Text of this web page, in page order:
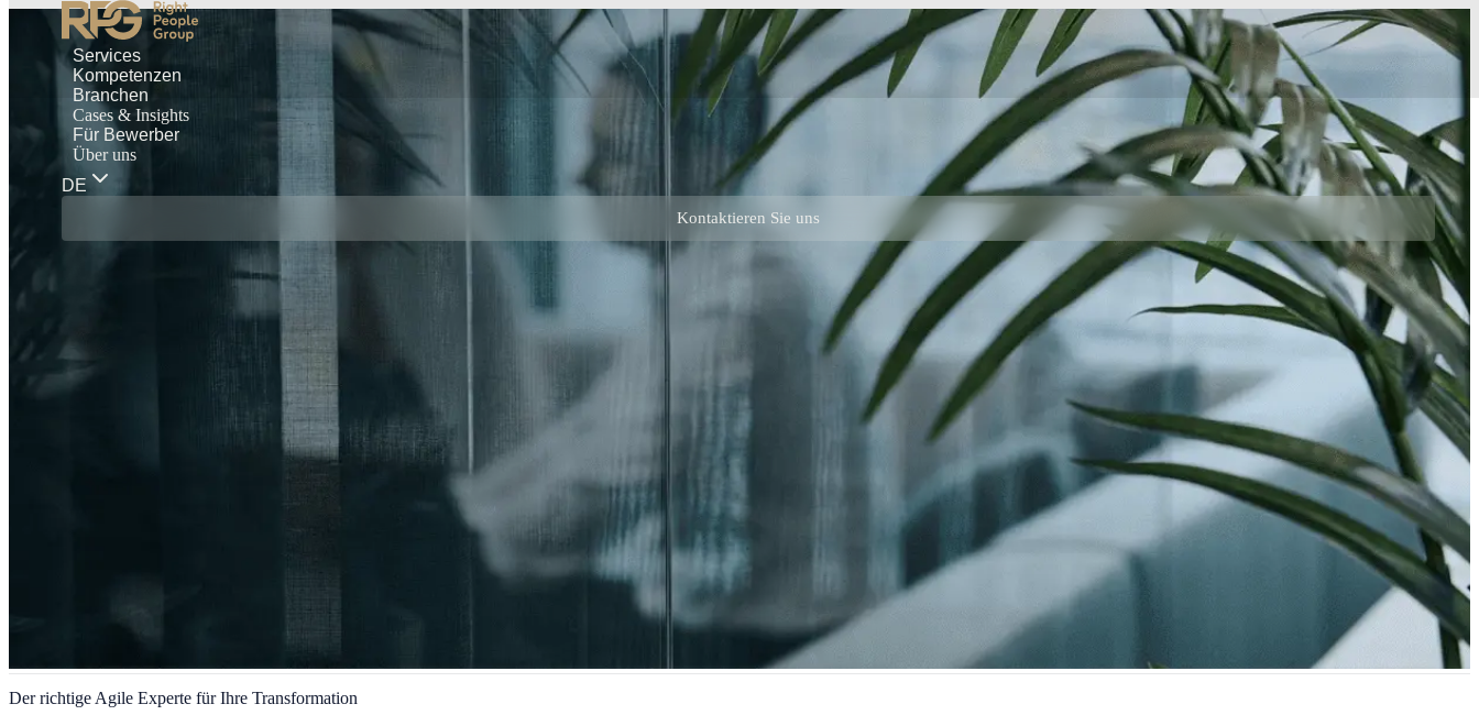
Services
Kompetenzen
Branchen
Cases & Insights
Für Bewerber
Über uns
DE
Kontaktieren Sie uns
Agiles Projektmanagement
Der richtige Agile Experte für Ihre Transformation